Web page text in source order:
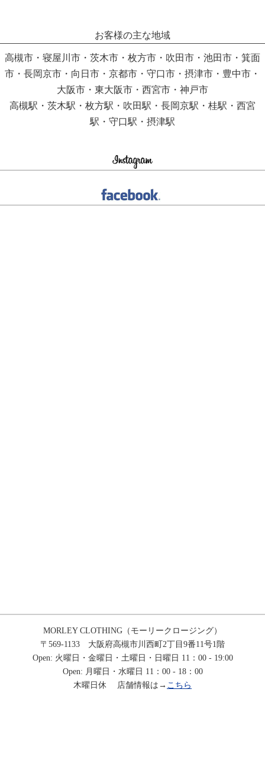
お客様の主な地域
高槻市・寝屋川市・茨木市・枚方市・吹田市・池田市・箕面
市・長岡京市・向日市・京都市・守口市・摂津市・豊中市・
大阪市・東大阪市・西宮市・神戸市
高槻駅・茨木駅・枚方駅・吹田駅・長岡京駅・桂駅・西宮
駅・守口駅・摂津駅
MORLEY CLOTHING（モーリークロージング）
〒569-1133 大阪府高槻市川西町2丁目9番11号1階
Open: 火曜日・金曜日・土曜日・日曜日 11：00 - 19:00
Open: 月曜日・水曜日 11：00 - 18：00
木曜日休 店舗情報は→ こちら